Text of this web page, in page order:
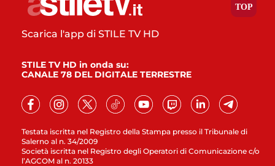
Testata iscritta nel Registro della Stampa presso il Tribunale di
Salerno al n. 34/2009
Società iscritta nel Registro degli Operatori di Comunicazione c/o
l’AGCOM al n. 20133
Scarica l'app di STILE TV HD
STILE TV HD in onda su:
CANALE 78 DEL DIGITALE TERRESTRE